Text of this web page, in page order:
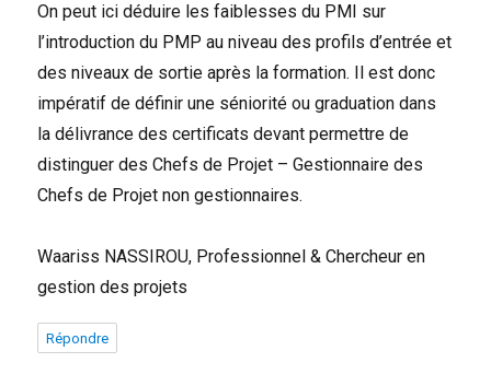
On peut ici déduire les faiblesses du PMI sur
l’introduction du PMP au niveau des profils d’entrée et
des niveaux de sortie après la formation. Il est donc
impératif de définir une séniorité ou graduation dans
la délivrance des certificats devant permettre de
distinguer des Chefs de Projet – Gestionnaire des
Chefs de Projet non gestionnaires.
Waariss NASSIROU, Professionnel & Chercheur en
gestion des projets
Répondre